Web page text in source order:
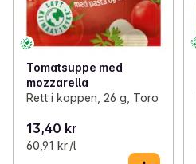
Tomatsuppe med
mozzarella
Rett i koppen, 26 g, Toro
13,40 kr
60,91 kr /l